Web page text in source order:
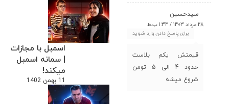
اسمبل با مجازات
| سمانه اسمبل
میکند!
11 بهمن 1402
سیدحسین
28 مرداد 1403 / 1:34 ب.ظ
برای پاسخ دادن وارد شوید
قیمتش یکم بلاست
حدود 4 الی 5 تومن
شروع میشه